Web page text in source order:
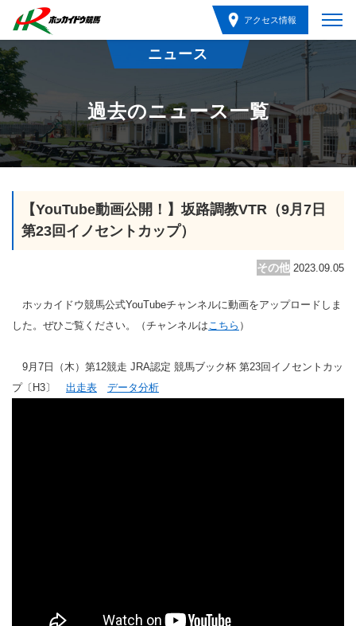
アクセス情報
ニュース
過去のニュース一覧
【YouTube動画公開！】坂路調教VTR（9月7日
第23回イノセントカップ）
その他 2023.09.05
ホッカイドウ競馬公式YouTubeチャンネルに動画をアップロードしま
した。ぜひご覧ください。（チャンネルはこちら ）
9月7日（木）第12競走 JRA認定 競馬ブック杯 第23回イノセントカッ
プ〔H3〕 出走表 データ分析